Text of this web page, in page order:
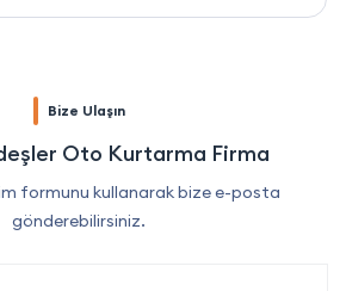
Bize Ulaşın
Oto Kurtarma Firma
formunu kullanarak bize e-posta
gönderebilirsiniz.